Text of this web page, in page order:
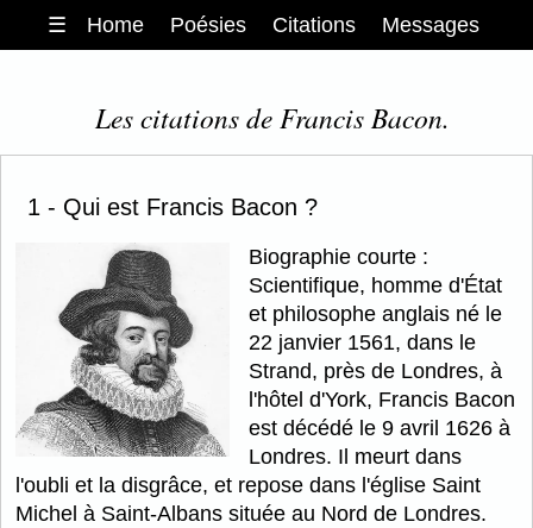
☰ Home Poésies Citations Messages
Les citations de Francis Bacon.
1 - Qui est Francis Bacon ?
Biographie courte :
Scientifique, homme d'État
et philosophe anglais né le
22 janvier 1561, dans le
Strand, près de Londres, à
l'hôtel d'York, Francis Bacon
est décédé le 9 avril 1626 à
Londres. Il meurt dans
l'oubli et la disgrâce, et repose dans l'église Saint
Michel à Saint-Albans située au Nord de Londres.